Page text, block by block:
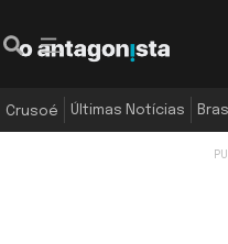
Crusoé Últimas Notícias